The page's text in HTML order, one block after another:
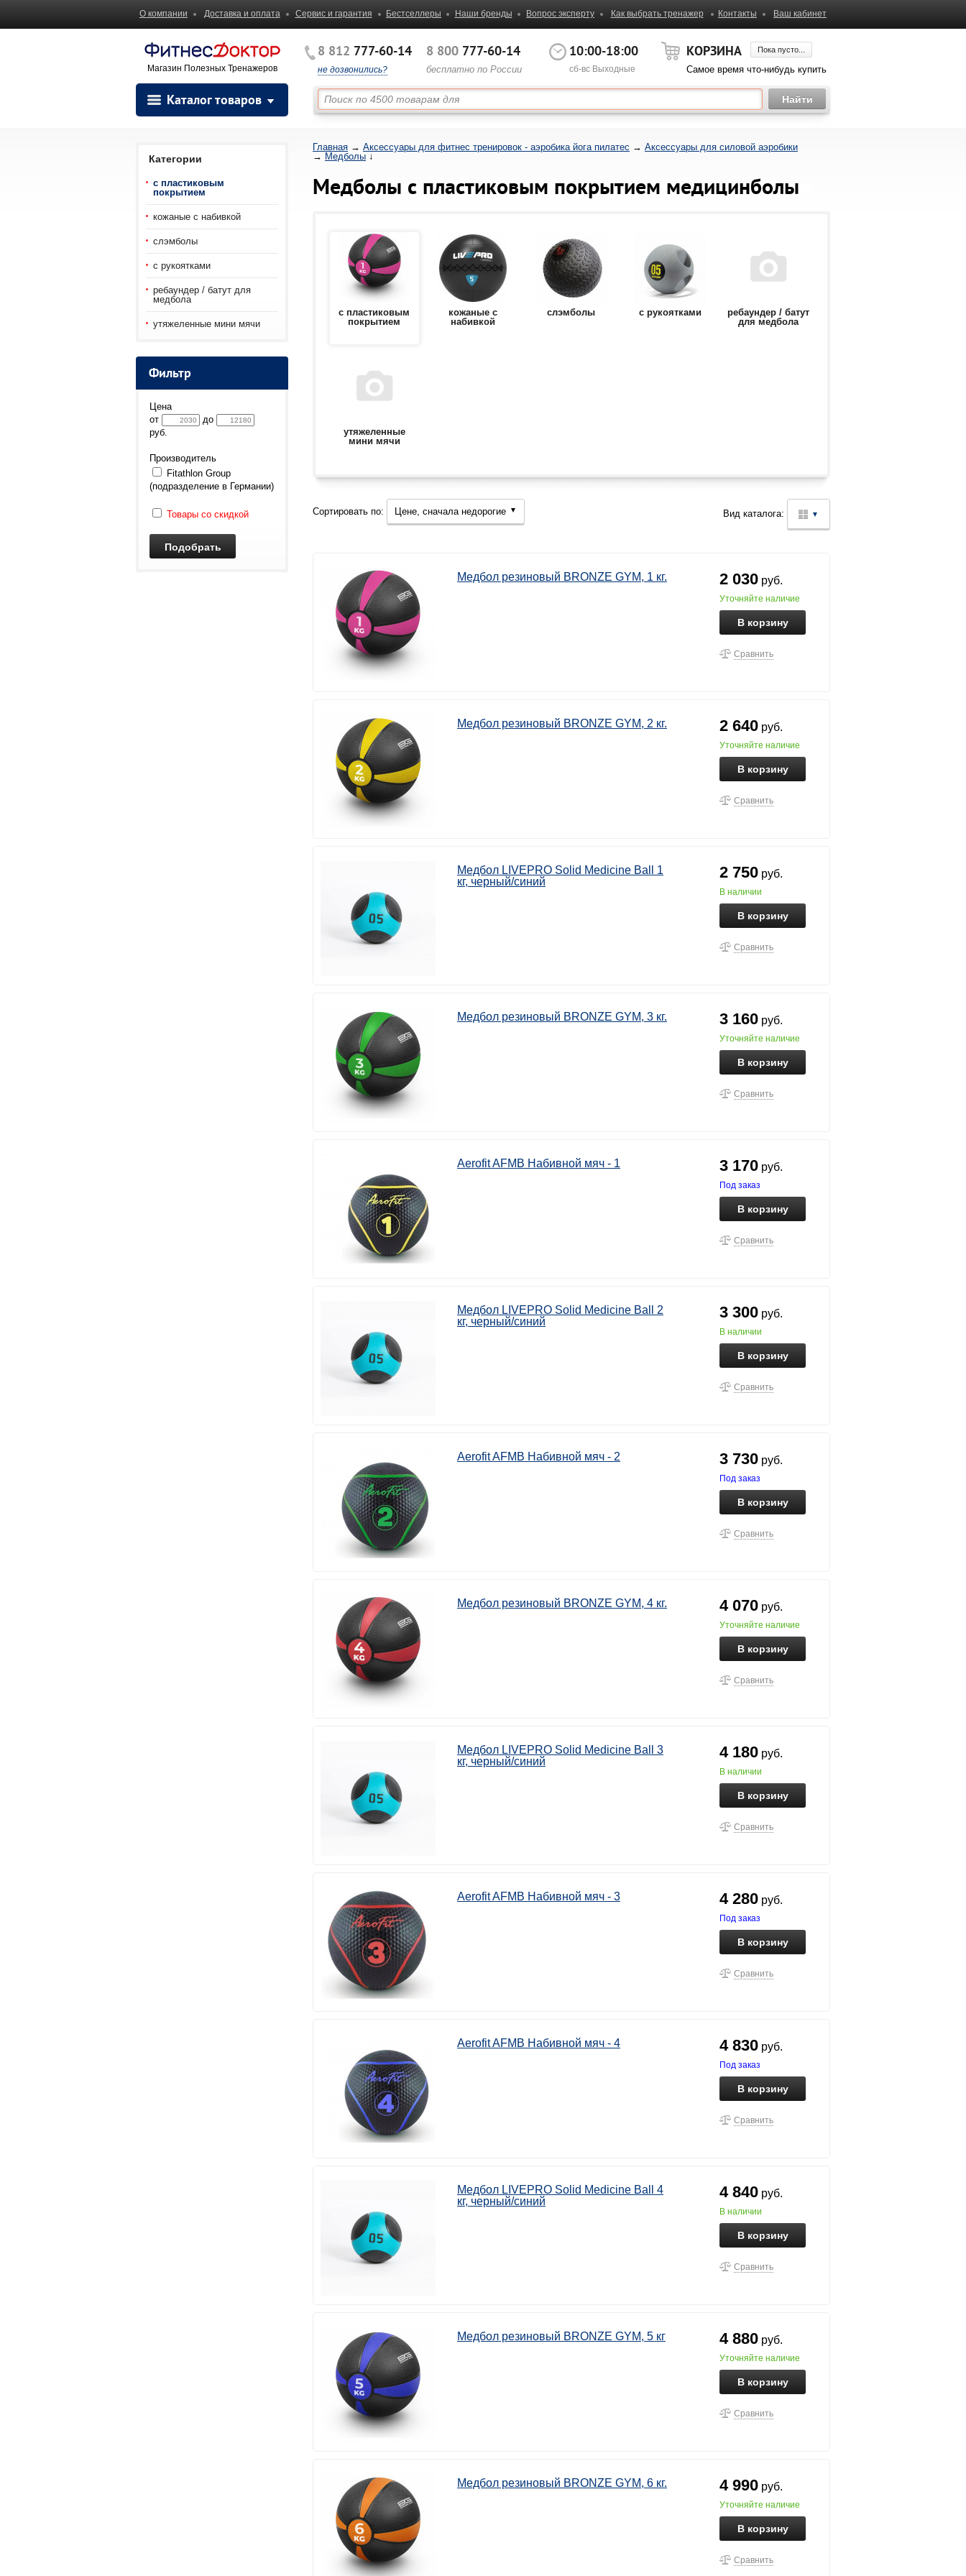
О компании Доставка и оплата Сервис и гарантия Бестселлеры Наши бренды Вопрос эксперту Как выбрать тренажер Контакты Ваш кабинет
Магазин Полезных Тренажеров
8 812 777-60-14
не дозвонились?
8 800 777-60-14
бесплатно по России
10:00-18:00
сб-вс Выходные
КОРЗИНА Пока пусто...
Самое время что-нибудь купить
Каталог товаров
Категории
с пластиковым
покрытием
кожаные с набивкой
слэмболы
с рукоятками
ребаундер / батут для
медбола
утяжеленные мини мячи
Фильтр
Цена
от
до
руб.
Производитель
Fitathlon Group
(подразделение в Германии)
Товары со скидкой
Главная → Аксессуары для фитнес тренировок - аэробика йога пилатес → Аксессуары для силовой аэробики
→ Медболы ↓
Медболы с пластиковым покрытием медицинболы
с пластиковым
покрытием
кожаные с
набивкой
слэмболы с рукоятками
ребаундер / батут
для медбола
утяжеленные
мини мячи
Вид каталога: ▼
Сортировать по: Цене, сначала недорогие ▼
Медбол резиновый BRONZE GYM, 1 кг. 2 030 руб.
уточняйте наличие
В корзину
Сравнить
Медбол резиновый BRONZE GYM, 2 кг. 2 640 руб.
уточняйте наличие
В корзину
Сравнить
Медбол LIVEPRO Solid Medicine Ball 1
кг, черный/синий
2 750 руб.
в наличии
В корзину
Сравнить
Медбол резиновый BRONZE GYM, 3 кг. 3 160 руб.
уточняйте наличие
В корзину
Сравнить
Aerofit AFMB Набивной мяч - 1 3 170 руб.
под заказ
В корзину
Сравнить
Медбол LIVEPRO Solid Medicine Ball 2
кг, черный/синий
3 300 руб.
в наличии
В корзину
Сравнить
Aerofit AFMB Набивной мяч - 2 3 730 руб.
под заказ
В корзину
Сравнить
Медбол резиновый BRONZE GYM, 4 кг. 4 070 руб.
уточняйте наличие
В корзину
Сравнить
Медбол LIVEPRO Solid Medicine Ball 3
кг, черный/синий
4 180 руб.
в наличии
В корзину
Сравнить
Aerofit AFMB Набивной мяч - 3 4 280 руб.
под заказ
В корзину
Сравнить
Aerofit AFMB Набивной мяч - 4 4 830 руб.
под заказ
В корзину
Сравнить
Медбол LIVEPRO Solid Medicine Ball 4
кг, черный/синий
4 840 руб.
в наличии
В корзину
Сравнить
Медбол резиновый BRONZE GYM, 5 кг 4 880 руб.
уточняйте наличие
В корзину
Сравнить
Медбол резиновый BRONZE GYM, 6 кг. 4 990 руб.
уточняйте наличие
В корзину
Сравнить